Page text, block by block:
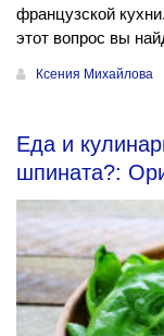
французской
этот вопрос вы
Ксения Михайлова
Еда и
шпината?: